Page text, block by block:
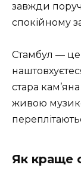
завжди
спокійному
Стамбул — це
стара
живою
Як краще